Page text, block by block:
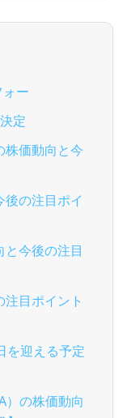
ー
定
株価動向と今
の注目ポイ
今後の注目
目ポイント
を迎える予定
）の株価動向